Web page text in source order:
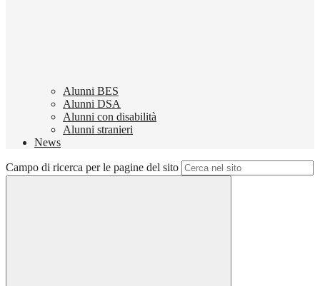
Alunni BES
Alunni DSA
Alunni con disabilità
Alunni stranieri
News
Campo di ricerca per le pagine del sito